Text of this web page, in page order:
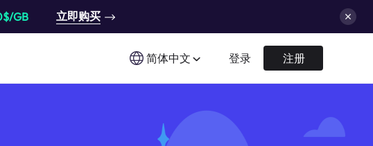
GB 立即购买
简体中文 登录 注册